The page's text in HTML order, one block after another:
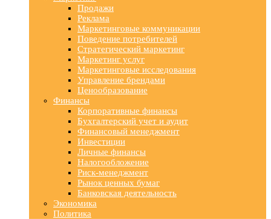
Продажи
Реклама
Маркетинговые коммуникации
Поведение потребителей
Стратегический маркетинг
Маркетинг услуг
Маркетинговые исследования
Управление брендами
Ценообразование
Финансы
Корпоративные финансы
Бухгалтерский учет и аудит
Финансовый менеджмент
Инвестиции
Личные финансы
Налогообложение
Риск-менеджмент
Рынок ценных бумаг
Банковская деятельность
Экономика
Политика